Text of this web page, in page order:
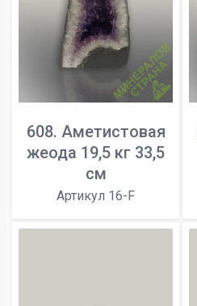
608. Аметистовая
жеода 19,5 кг 33,5
см
Артикул 16-F